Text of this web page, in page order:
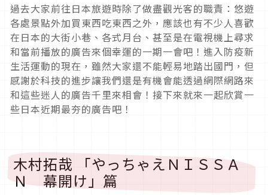
過去大家前往日本旅遊時除了做盡觀光客的職責：悠遊
各處景點外加買東西吃東西之外，應該也有不少人喜歡
在日本的大街小巷、各式月台、甚至是在電視機上尋求
和當前播放的廣告來個幸運的一期一會吧！進入防疫新
生活運動的現在，雖然大家還不能輕易地踏出國門，但
感謝於科技的進步讓我們還是有機會能透過網際網路來
和這些迷人的廣告千里來相會！接下來就來一起欣賞一
些日本近期最夯的廣告吧！
木村拓哉 「やっちゃえＮＩＳＳＡ
Ｎ 幕開け」篇